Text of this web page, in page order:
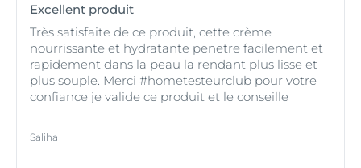
Excellent produit
Très satisfaite de ce produit, cette crème
nourrissante et hydratante penetre facilement et
rapidement dans la peau la rendant plus lisse et
plus souple. Merci #hometesteurclub pour votre
confiance je valide ce produit et le conseille
Saliha